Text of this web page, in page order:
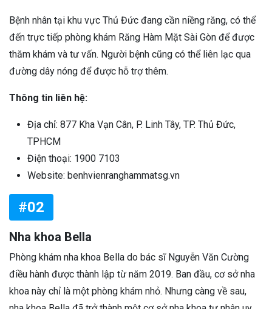
Bệnh nhân tại khu vực Thủ Đức đang cần niềng răng, có thể
đến trực tiếp phòng khám Răng Hàm Mặt Sài Gòn để được
thăm khám và tư vấn. Người bệnh cũng có thể liên lạc qua
đường dây nóng để được hỗ trợ thêm.
Thông tin liên hệ:
Địa chỉ: 877 Kha Vạn Cân, P. Linh Tây, TP. Thủ Đức,
TPHCM
Điện thoại: 1900 7103
Website: benhvienranghammatsg.vn
#02
Nha khoa Bella
Phòng khám nha khoa Bella do bác sĩ Nguyễn Văn Cường
điều hành được thành lập từ năm 2019. Ban đầu, cơ sở nha
khoa này chỉ là một phòng khám nhỏ. Nhưng càng về sau,